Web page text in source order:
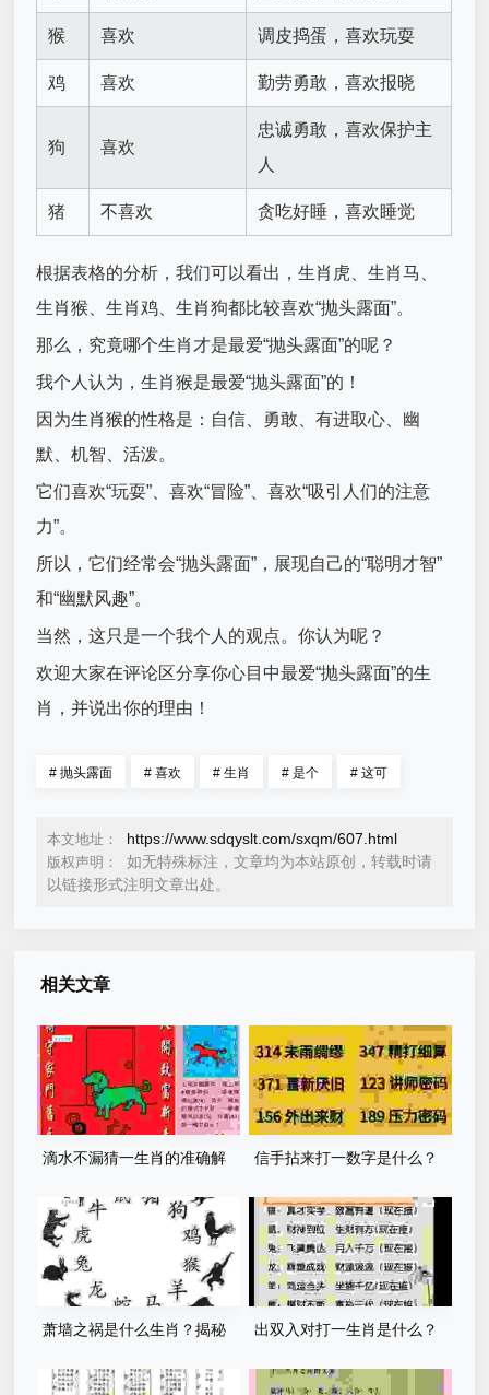
猴 喜欢 调皮捣蛋，喜欢玩耍
鸡 喜欢 勤劳勇敢，喜欢报晓
狗 喜欢
忠诚勇敢，喜欢保护主
人
猪 不喜欢 贪吃好睡，喜欢睡觉
根据表格的分析，我们可以看出，生肖虎、生肖马、
生肖猴、生肖鸡、生肖狗都比较喜欢“抛头露面”。
那么，究竟哪个生肖才是最爱“抛头露面”的呢？
我个人认为，生肖猴是最爱“抛头露面”的！
因为生肖猴的性格是：自信、勇敢、有进取心、幽
默、机智、活泼。
它们喜欢“玩耍”、喜欢“冒险”、喜欢“吸引人们的注意
力”。
所以，它们经常会“抛头露面”，展现自己的“聪明才智”
和“幽默风趣”。
当然，这只是一个我个人的观点。你认为呢？
欢迎大家在评论区分享你心目中最爱“抛头露面”的生
肖，并说出你的理由！
# 抛头露面 # 喜欢 # 生肖 # 是个 # 这可
本文地址： https://www.sdqyslt.com/sxqm/607.html
版权声明：
如无特殊标注，文章均为本站原创，转载时请
以链接形式注明文章出处。
相关文章
滴水不漏猜一生肖的准确解
信手拈来打一数字是什么？
萧墙之祸是什么生肖？揭秘
出双入对打一生肖是什么？